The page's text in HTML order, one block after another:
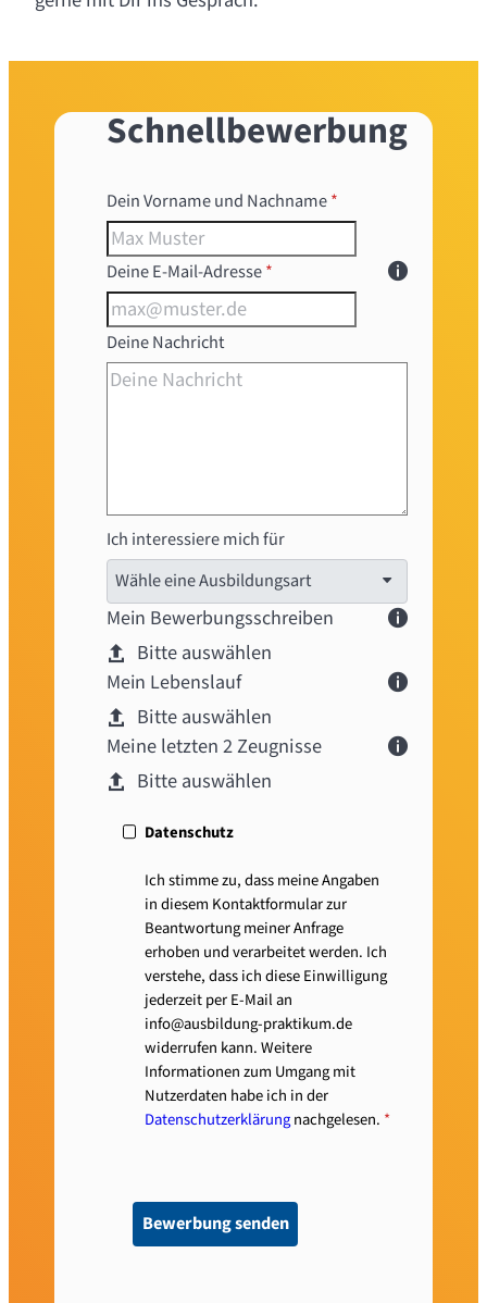
Schnellbewerbung
Formular überspringen
Dein Vorname und Nachname*
Deine E-Mail-Adresse*
Deine Nachricht
Ich interessiere mich für
Wähle eine Ausbildungsart
Mein Bewerbungsschreiben
Bitte auswählen
Mein Lebenslauf
Bitte auswählen
Meine letzten 2 Zeugnisse
Bitte auswählen
Datenschutz
Ich stimme zu, dass meine Angaben
in diesem Kontaktformular zur
Beantwortung meiner Anfrage
erhoben und verarbeitet werden. Ich
verstehe, dass ich diese Einwilligung
jederzeit per E-Mail an
info@ausbildung-praktikum.de
widerrufen kann. Weitere
Informationen zum Umgang mit
Nutzerdaten habe ich in der
Datenschutzerklärungnachgelesen. *
Bewerbung senden